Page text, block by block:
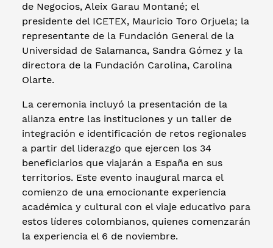
de Negocios, Aleix Garau Montané; el
presidente del ICETEX, Mauricio Toro Orjuela; la
representante de la Fundación General de la
Universidad de Salamanca, Sandra Gómez y la
directora de la Fundación Carolina, Carolina
Olarte.
La ceremonia incluyó la presentación de la
alianza entre las instituciones y un taller de
integración e identificación de retos regionales
a partir del liderazgo que ejercen los 34
beneficiarios que viajarán a España en sus
territorios. Este evento inaugural marca el
comienzo de una emocionante experiencia
académica y cultural con el viaje educativo para
estos líderes colombianos, quienes comenzarán
la experiencia el 6 de noviembre.